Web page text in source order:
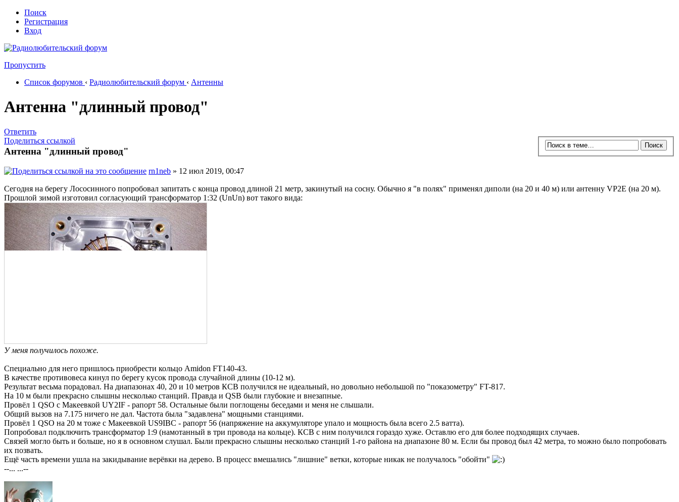
Поиск
Регистрация
Вход
Пропустить
Список форумов ‹ Радиолюбительский форум ‹ Антенны
Антенна "длинный провод"
Ответить
Поделиться ссылкой
Антенна "длинный провод"
rn1neb » 12 июл 2019, 00:47
Сегодня на берегу Лососинного попробовал запитать с конца провод длиной 21 метр, закинутый на сосну. Обычно я "в полях" применял диполи (на 20 и 40 м) или антенну VP2E (на 20 м).
Прошлой зимой изготовил согласующий трансформатор 1:32 (UnUn) вот такого вида:
У меня получилось похоже.
Специально для него пришлось приобрести кольцо Amidon FT140-43.
В качестве противовеса кинул по берегу кусок провода случайной длины (10-12 м).
Результат весьма порадовал. На диапазонах 40, 20 и 10 метров КСВ получился не идеальный, но довольно небольшой по "показометру" FT-817.
На 10 м были прекрасно слышны несколько станций. Правда и QSB были глубокие и внезапные.
Провёл 1 QSO c Макеевкой UY2IF - рапорт 58. Остальные были поглощены беседами и меня не слышали.
Общий вызов на 7.175 ничего не дал. Частота была "задавлена" мощными станциями.
Провёл 1 QSO на 20 м тоже с Макеевкой US9IBC - рапорт 56 (напряжение на аккумуляторе упало и мощность была всего 2.5 ватта).
Попробовал подключить трансформатор 1:9 (намотанный в три провода на кольце). КСВ с ним получился гораздо хуже. Оставлю его для более подходящих случаев.
Связей могло быть и больше, но я в основном слушал. Были прекрасно слышны несколько станций 1-го района на диапазоне 80 м. Если бы провод был 42 метра, то можно было попробовать
их позвать.
Ещё часть времени ушла на закидывание верёвки на дерево. В процесс вмешались "лишние" ветки, которые никак не получалось "обойти"
--... ...--